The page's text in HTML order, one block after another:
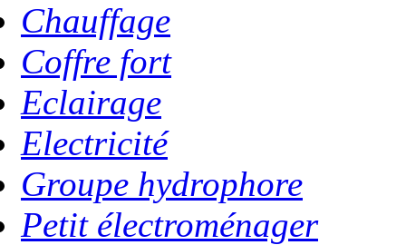
Chauffage
Coffre fort
Eclairage
Electricité
Groupe hydrophore
Petit électroménager